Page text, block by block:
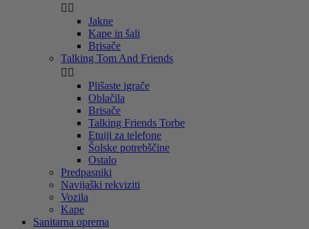
 
Jakne
Kape in šali
Brisače
Talking Tom And Friends
 
Plišaste igrače
Oblačila
Brisače
Talking Friends Torbe
Etuiji za telefone
Šolske potrebščine
Ostalo
Predpasniki
Navijaški rekviziti
Vozila
Kape
Sanitarna oprema